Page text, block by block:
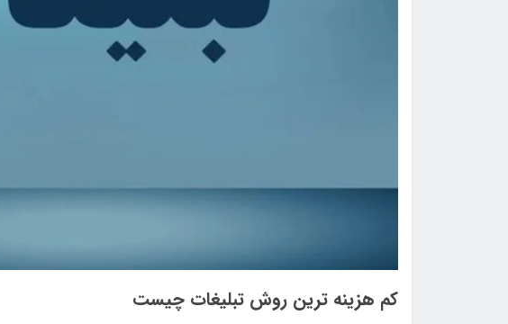
کم هزینه ترین روش تبلیغات چیست